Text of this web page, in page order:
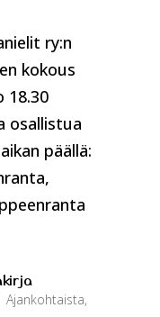
ry:n
kokous
18.30
osallistua
päällä:
Ajankohtaista,